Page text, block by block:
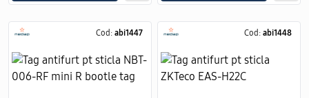
Cod: abi1447 Cod: abi1448